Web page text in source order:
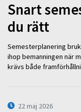
Snart
du rätt
Semesterplanering
ihop bemanningen när
krävs både
22 maj 2026